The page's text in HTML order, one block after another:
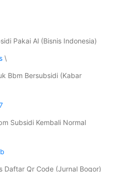
Pakai Al (Bisnis Indonesia)
\
Bbm Bersubsidi (Kabar
Subsidi Kembali Normal
Daftar Qr Code (Jurnal Bogor)